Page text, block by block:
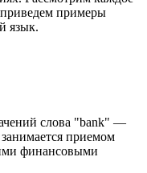
приведем примеры
язык.
слова "bank" —
приемом
финансовыми